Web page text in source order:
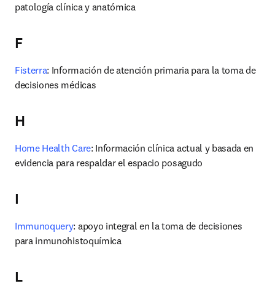
patología clínica y anatómica
F
Fisterra: Información de atención primaria para la toma de
decisiones médicas
H
Home Health Care: Información clínica actual y basada en
evidencia para respaldar el espacio posagudo
I
Immunoquery: apoyo integral en la toma de decisiones
para inmunohistoquímica
L